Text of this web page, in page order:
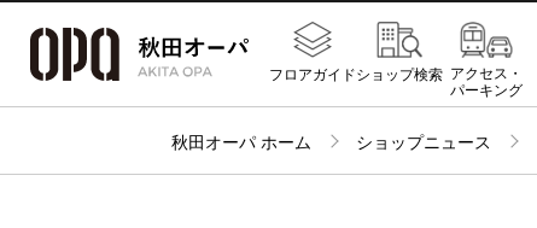
フロアガイドショップ検索 アクセス・
パーキング
秋田オーパ ホーム ショップニュース